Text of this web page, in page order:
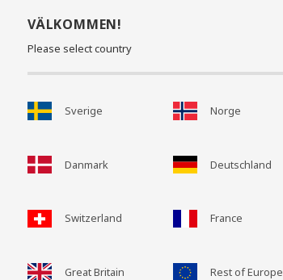
VÄLKOMMEN!
Please select country
Sverige Norge
Danmark Deutschland
Switzerland France
Great Britain Rest of Europe